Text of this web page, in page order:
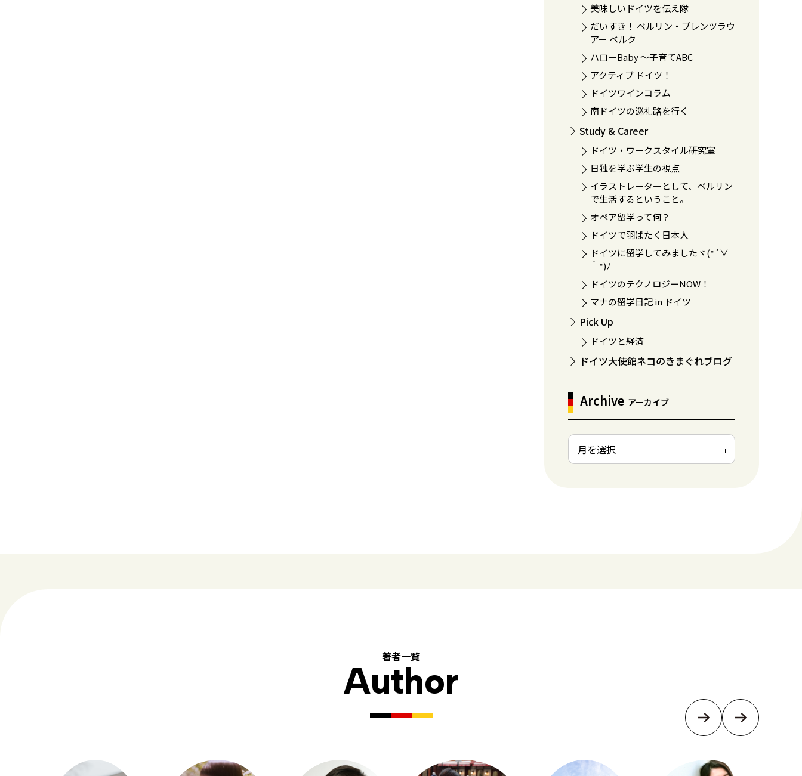
美味しいドイツを伝え隊
だいすき！ ベルリン・プレンツラウ
アー ベルク
ハローBaby 〜子育てABC
アクティブ ドイツ！
ドイツワインコラム
南ドイツの巡礼路を行く
Study & Career
ドイツ・ワークスタイル研究室
日独を学ぶ学生の視点
イラストレーターとして、ベルリン
で生活するということ。
オペア留学って何？
ドイツで羽ばたく日本人
ドイツに留学してみましたヾ(*´∀
｀*)ﾉ
ドイツのテクノロジーNOW！
マナの留学日記 in ドイツ
Pick Up
ドイツと経済
ドイツ大使館ネコのきまぐれブログ
Archive アーカイブ
著者一覧
Author